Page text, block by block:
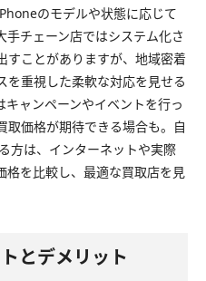
のモデルや状態に応じて
チェーン店ではシステム化さ
すことがありますが、地域密着
を重視した柔軟な対応を見せる
ャンペーンやイベントを行っ
取価格が期待できる場合も。自
方は、インターネットや実際
格を比較し、最適な買取店を見
とデメリット